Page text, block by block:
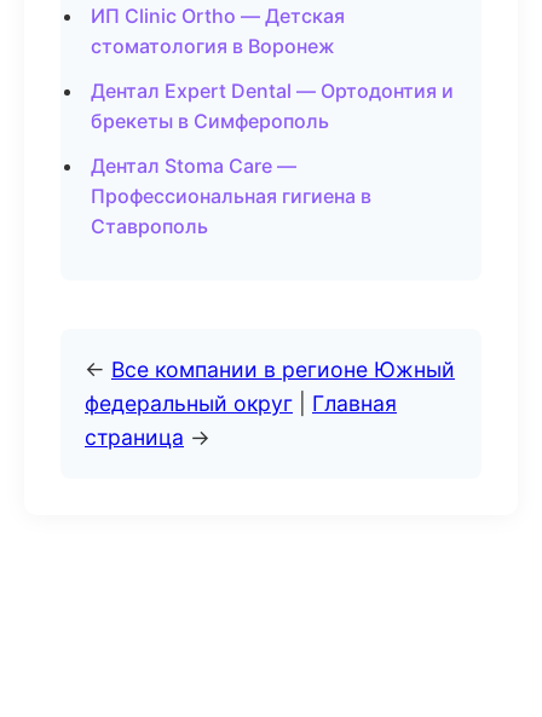
ИП Clinic Ortho — Детская
стоматология в Воронеж
Дентал Expert Dental — Ортодонтия и
брекеты в Симферополь
Дентал Stoma Care —
Профессиональная гигиена в
Ставрополь
← Все компании в регионе Южный
федеральный округ
Главная
страница →